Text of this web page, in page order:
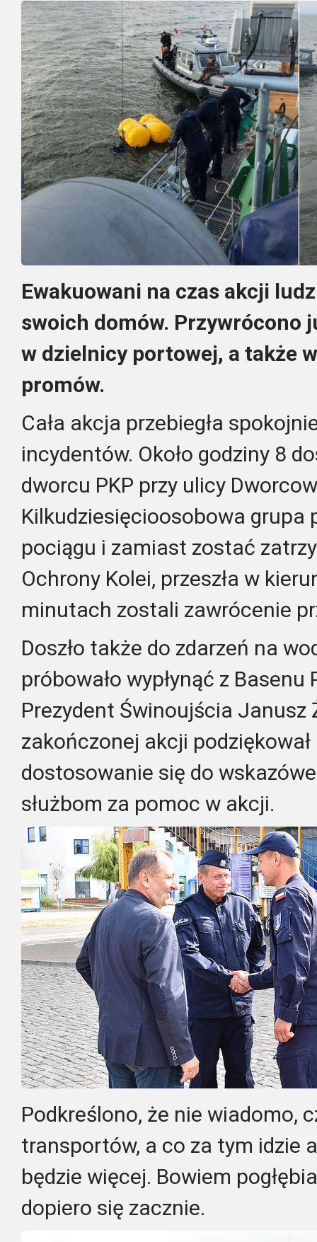
Ewakuowani na czas akcji
swoich domów. Przywrócono
w dzielnicy portowej, a także
promów.
Cała akcja przebiegła
incydentów. Około godziny 8
dworcu PKP przy ulicy
Kilkudziesięcioosobowa grupa
pociągu i zamiast zostać
Ochrony Kolei, przeszła w
minutach zostali zawrócenie
Doszło także do zdarzeń na
próbowało wypłynąć z Basenu
Prezydent Świnoujścia Janusz
zakończonej akcji
dostosowanie się do
służbom za pomoc w akcji.
Podkreślono, że nie wiadomo,
transportów, a co za tym idzie
będzie więcej. Bowiem
dopiero się zacznie.